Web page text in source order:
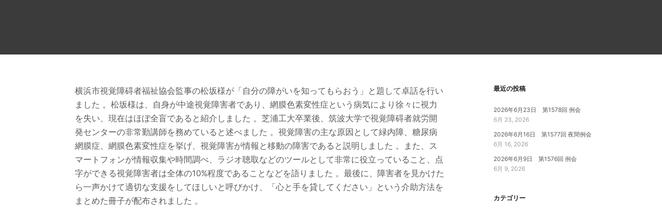
横浜市視覚障碍者福祉協会監事の松坂様が「自分の障がいを知ってもらおう」と題して卓話を行い
ました 。松坂様は、自身が中途視覚障害者であり、網膜色素変性症という病気により徐々に視力
を失い、現在はほぼ全盲であると紹介しました 。芝浦工大卒業後、筑波大学で視覚障碍者就労開
発センターの非常勤講師を務めていると述べました 。視覚障害の主な原因として緑内障、糖尿病
網膜症、網膜色素変性症を挙げ、視覚障害が情報と移動の障害であると説明しました 。また、ス
マートフォンが情報収集や時間調べ、ラジオ聴取などのツールとして非常に役立っていること、点
字ができる視覚障害者は全体の10%程度であることなどを語りました 。最後に、障害者を見かけた
ら一声かけて適切な支援をしてほしいと呼びかけ、「心と手を貸してください」という介助方法を
まとめた冊子が配布されました 。
最近の投稿
2026年6月23日 第1578回 例会
6月 23, 2026
2026年6月16日 第1577回 夜間例会
6月 16, 2026
2026年6月9日 第1576回 例会
6月 9, 2026
カテゴリー